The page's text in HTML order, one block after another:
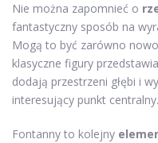
Nie można zapomnieć o
fantastyczny sposób na
Mogą to być zarówno
klasyczne figury
dodają przestrzeni głębi i
interesujący punkt centralny.
Fontanny to kolejny